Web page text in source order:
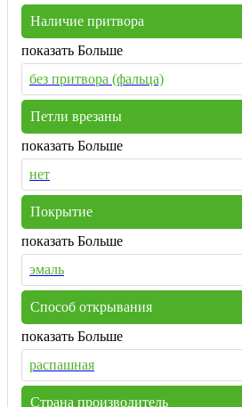
Наличие притвора
показать Больше
без притвора (фальца)
Петли врезаны
показать Больше
нет
Покрытие
показать Больше
эмаль
Способ открывания
показать Больше
распашная
Страна производитель